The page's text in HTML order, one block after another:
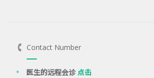
Contact Number
医生的远程会诊点击